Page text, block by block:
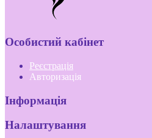
Особистий кабінет
Реєстрація
Авторизація
Інформація
Налаштування